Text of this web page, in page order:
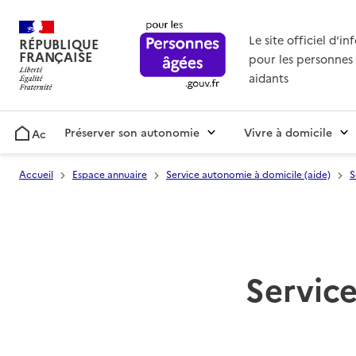
RÉPUBLIQUE
FRANÇAISE
Le site officiel
pour les personnes
aidants
AccueilPréserver son autonomie Vivre à domicile
Accueil Espace annuaire Service autonomie à domicile (aide)